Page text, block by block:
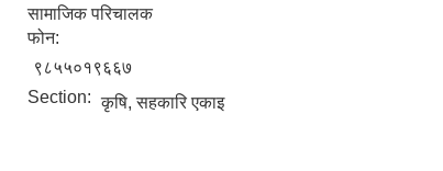
सामाजिक परिचालक
फोन:
९८५५०१९६६७
Section: कृषि, सहकारि एकाइ